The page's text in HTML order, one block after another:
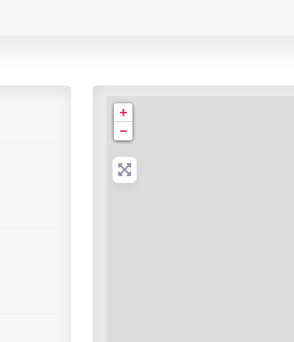
+
−